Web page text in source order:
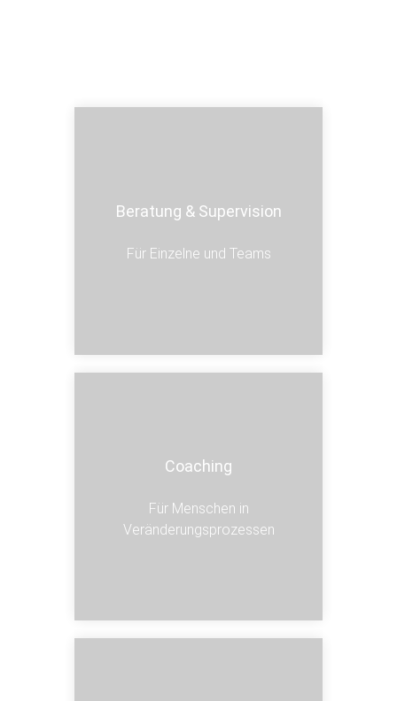
Beratung & Supervision
Für Einzelne und Teams
Coaching
Für Menschen in
Veränderungsprozessen